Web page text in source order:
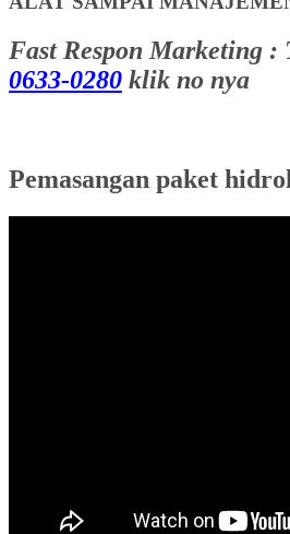
Fast Respon Marketing :
0633-0280 klik no nya
Pemasangan paket